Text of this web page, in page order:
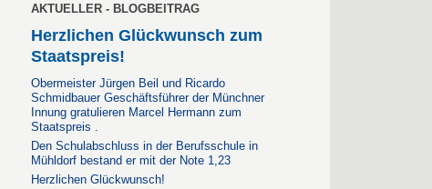
AKTUELLER - BLOGBEITRAG
Herzlichen Glückwunsch zum
Staatspreis!
Obermeister Jürgen Beil und Ricardo
Schmidbauer Geschäftsführer der Münchner
Innung gratulieren Marcel Hermann zum
Staatspreis .
Den Schulabschluss in der Berufsschule in
Mühldorf bestand er mit der Note 1,23
Herzlichen Glückwunsch!